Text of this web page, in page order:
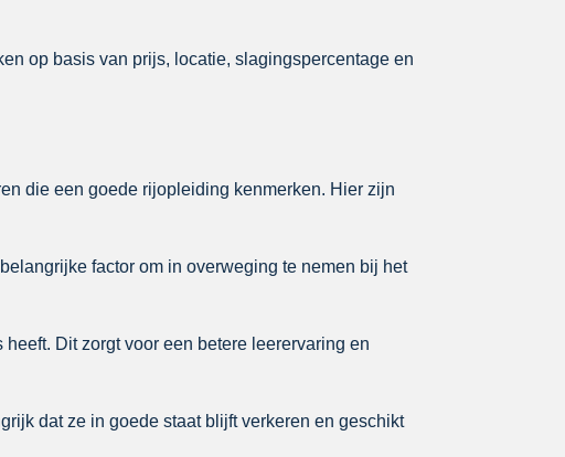
op basis van prijs, locatie, slagingspercentage en
die een goede rijopleiding kenmerken. Hier zijn
factor om in overweging te nemen bij het
Dit zorgt voor een betere leerervaring en
dat ze in goede staat blijft verkeren en geschikt